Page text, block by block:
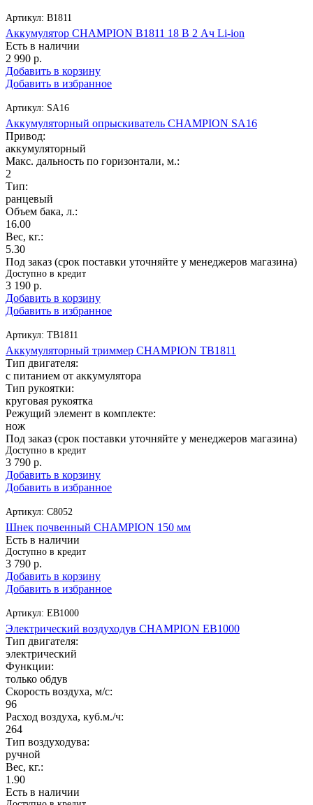
Артикул: B1811
Аккумулятор CHAMPION B1811 18 В 2 Ач Li-ion
Есть в наличии
2 990 р.
Добавить в корзину
Добавить в избранное
Артикул: SA16
Аккумуляторный опрыскиватель CHAMPION SA16
Привод:
аккумуляторный
Макс. дальность по горизонтали, м.:
2
Тип:
ранцевый
Объем бака, л.:
16.00
Вес, кг.:
5.30
Под заказ (срок поставки уточняйте у менеджеров магазина)
Доступно в кредит
3 190 р.
Добавить в корзину
Добавить в избранное
Артикул: TB1811
Аккумуляторный триммер CHAMPION TB1811
Тип двигателя:
с питанием от аккумулятора
Тип рукоятки:
круговая рукоятка
Режущий элемент в комплекте:
нож
Под заказ (срок поставки уточняйте у менеджеров магазина)
Доступно в кредит
3 790 р.
Добавить в корзину
Добавить в избранное
Артикул: C8052
Шнек почвенный CHAMPION 150 мм
Есть в наличии
Доступно в кредит
3 790 р.
Добавить в корзину
Добавить в избранное
Артикул: EB1000
Электрический воздуходув CHAMPION EB1000
Тип двигателя:
электрический
Функции:
только обдув
Скорость воздуха, м/с:
96
Расход воздуха, куб.м./ч:
264
Тип воздуходува:
ручной
Вес, кг.:
1.90
Есть в наличии